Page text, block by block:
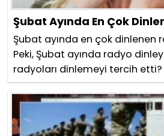
Şubat Ayında En Çok
Şubat ayında en çok dinlenen
Peki, Şubat ayında radyo
radyoları dinlemeyi tercih etti?